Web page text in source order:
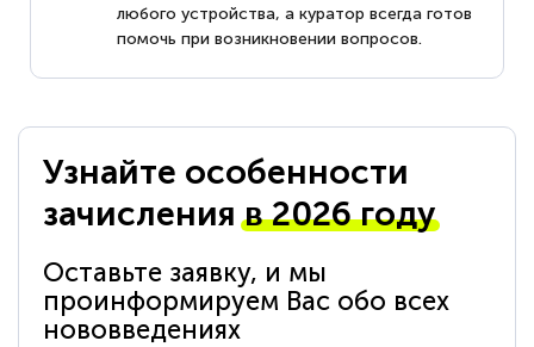
любого устройства, а куратор всегда готов
помочь при возникновении вопросов.
Узнайте особенности
зачисленияв 2026 году
Оставьте заявку, и мы
проинформируем Вас обо всех
нововведениях